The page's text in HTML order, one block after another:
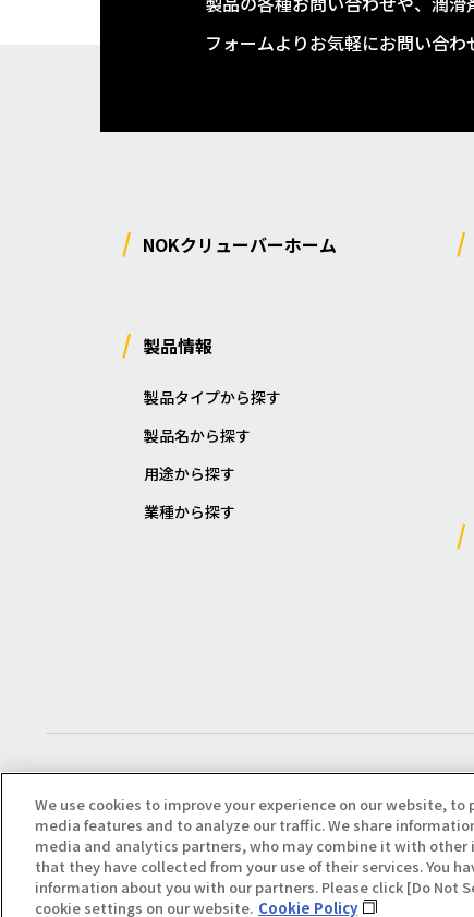
フォームよりお気軽にお問い合わ
NOKクリューバーホーム
製品情報
製品タイプから探す
製品名から探す
用途から探す
業種から探す
Copyright(C) All Right Reserved. Producted by NOK KLÜBER CO., LTD.
We use cookies to improve your experience on our website,
media features and to analyze our traffic. We share
media and analytics partners, who may combine it with
that they have collected from your use of their services. You
information about you with our partners. Please click [Do Not
cookie settings on our website. Cookie Policy